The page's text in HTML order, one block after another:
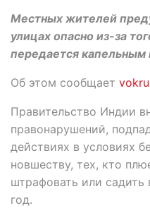
Местных жителей
улицах опасно из-за
передается капельным
Об этом сообщает
Правительство Индии
правонарушений,
действиях в условиях
новшеству, тех, кто
штрафовать или
год.